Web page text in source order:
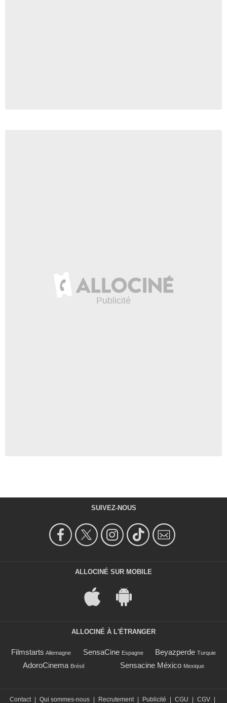
SUIVEZ-NOUS
ALLOCINÉ SUR MOBILE
ALLOCINÉ À L'ÉTRANGER
Filmstarts Allemagne SensaCine Espagne Beyazperde Turquie
AdoroCinema Brésil Sensacine México Mexique
Contact Qui sommes-nous Recrutement Publicité CGU CGV